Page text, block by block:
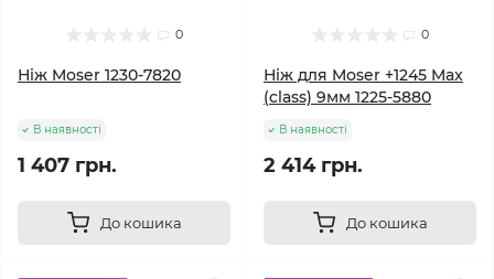
0
Ніж Moser 1230-7820
В наявності
1 407 грн.
До кошика
0
Ніж для Moser +1245 Max
(class) 9мм 1225-5880
В наявності
2 414 грн.
До кошика